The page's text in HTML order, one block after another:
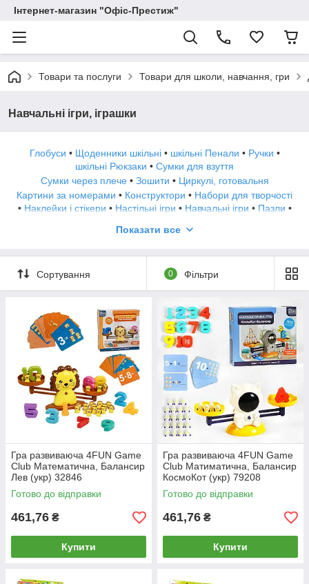
Інтернет-магазин "Офіс-Престиж"
Товари та послуги Товари для школи, навчання, гри
Навчальні ігри, іграшки
Глобуси • Щоденники шкільні• шкільні Пенали • Ручки •
шкільні Рюкзаки • Сумки для взуття
Сумки через плече• Зошити • Циркулі, готовальня
Картини за номерами • Конструктори • Набори для творчості
• Наклейки і стікери • Настільні ігри • Навчальні ігри • Пазли •
Флеш тату
Показати все
Сортування 0 Фільтри
Гра развиваюча 4FUN Game
Club Математична, Балансир
Лев (укр) 32846
Готово до відправки
461,76 ₴
Купити
Гра развиваюча 4FUN Game
Club Матиматична, Балансир
КосмоКот (укр) 79208
Готово до відправки
461,76 ₴
Купити